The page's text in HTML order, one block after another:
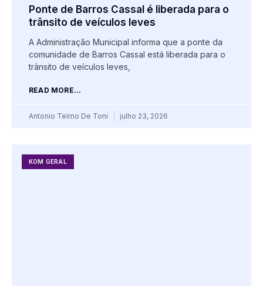
Ponte de Barros Cassal é liberada para o
trânsito de veículos leves
A Administração Municipal informa que a ponte da
comunidade de Barros Cassal está liberada para o
trânsito de veículos leves,
READ MORE...
Antonio Telmo De Toni julho 23, 2026
KOM GERAL